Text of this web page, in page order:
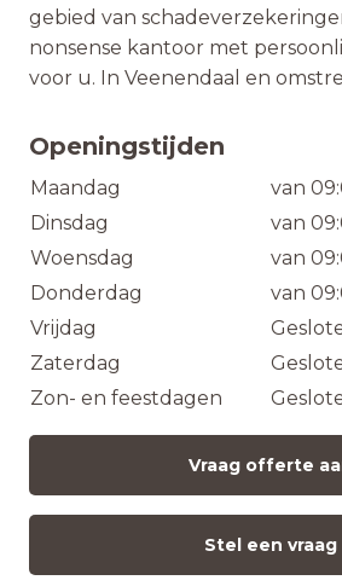
gebied van
nonsense kantoor met
voor u. In Veenendaal en
Openingstijden
Maandag
van
Dinsdag
van
Woensdag
van
Donderdag
van
Vrijdag
Zaterdag
Zon- en feestdagen
Vraag offerte
Stel een vraag